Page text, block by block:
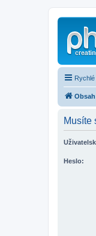
Musíte
Heslo: